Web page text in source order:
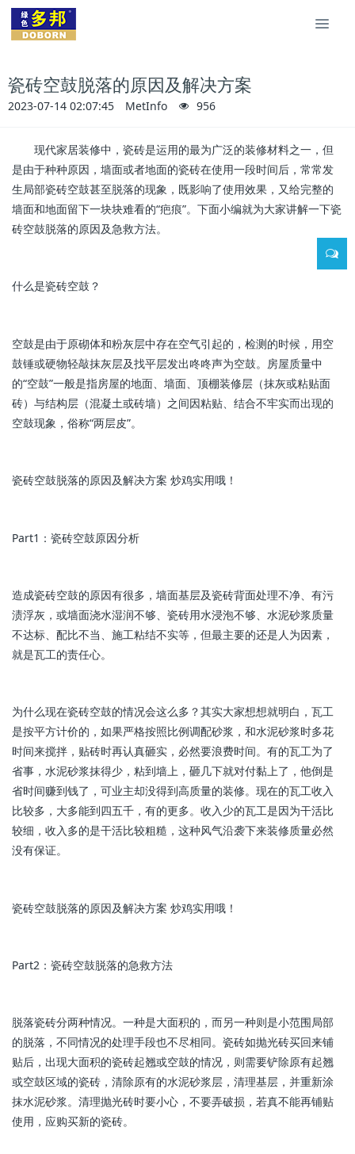
瓷砖空鼓脱落的原因及解决方案
2023-07-14 02:07:45 MetInfo 956
现代家居装修中，瓷砖是运用的最为广泛的装修材料之一，但
是由于种种原因，墙面或者地面的瓷砖在使用一段时间后，常常发
生局部瓷砖空鼓甚至脱落的现象，既影响了使用效果，又给完整的
墙面和地面留下一块块难看的“疤痕”。下面小编就为大家讲解一下瓷
砖空鼓脱落的原因及急救方法。
什么是瓷砖空鼓？
空鼓是由于原砌体和粉灰层中存在空气引起的，检测的时候，用空
鼓锤或硬物轻敲抹灰层及找平层发出咚咚声为空鼓。房屋质量中
的“空鼓”一般是指房屋的地面、墙面、顶棚装修层（抹灰或粘贴面
砖）与结构层（混凝土或砖墙）之间因粘贴、结合不牢实而出现的
空鼓现象，俗称“两层皮”。
瓷砖空鼓脱落的原因及解决方案 炒鸡实用哦！
Part1：瓷砖空鼓原因分析
造成瓷砖空鼓的原因有很多，墙面基层及瓷砖背面处理不净、有污
渍浮灰，或墙面浇水湿润不够、瓷砖用水浸泡不够、水泥砂浆质量
不达标、配比不当、施工粘结不实等，但最主要的还是人为因素，
就是瓦工的责任心。
为什么现在瓷砖空鼓的情况会这么多？其实大家想想就明白，瓦工
是按平方计价的，如果严格按照比例调配砂浆，和水泥砂浆时多花
时间来搅拌，贴砖时再认真砸实，必然要浪费时间。有的瓦工为了
省事，水泥砂浆抹得少，粘到墙上，砸几下就对付黏上了，他倒是
省时间赚到钱了，可业主却没得到高质量的装修。现在的瓦工收入
比较多，大多能到四五千，有的更多。收入少的瓦工是因为干活比
较细，收入多的是干活比较粗糙，这种风气沿袭下来装修质量必然
没有保证。
瓷砖空鼓脱落的原因及解决方案 炒鸡实用哦！
Part2：瓷砖空鼓脱落的急救方法
脱落瓷砖分两种情况。一种是大面积的，而另一种则是小范围局部
的脱落，不同情况的处理手段也不尽相同。瓷砖如抛光砖买回来铺
贴后，出现大面积的瓷砖起翘或空鼓的情况，则需要铲除原有起翘
或空鼓区域的瓷砖，清除原有的水泥砂浆层，清理基层，并重新涂
抹水泥砂浆。清理抛光砖时要小心，不要弄破损，若真不能再铺贴
使用，应购买新的瓷砖。